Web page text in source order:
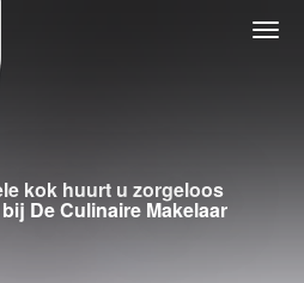
kok huurt u zorgeloos
De Culinaire Makelaar